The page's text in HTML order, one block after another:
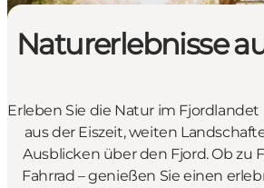
Naturerlebnisse
Erleben Sie die Natur im
aus der Eiszeit, weiten
Ausblicken über den Fjord. Ob zu
Fahrrad – genießen Sie einen